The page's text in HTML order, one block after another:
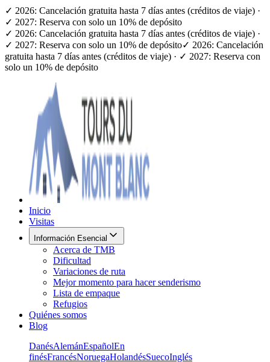
✓ 2026: Cancelación gratuita hasta 7 días antes (créditos de viaje) ·
✓ 2027: Reserva con solo un 10% de depósito
✓ 2026: Cancelación gratuita hasta 7 días antes (créditos de viaje) ·
✓ 2027: Reserva con solo un 10% de depósito✓ 2026: Cancelación
gratuita hasta 7 días antes (créditos de viaje) · ✓ 2027: Reserva con
solo un 10% de depósito
Inicio
Visitas
Información Esencial
Acerca de TMB
Dificultad
Variaciones de ruta
Mejor momento para hacer senderismo
Lista de empaque
Refugios
Quiénes somos
Blog
DanésAlemánEspañolEn
finésFrancésNoruegaHolandésSuecoInglés